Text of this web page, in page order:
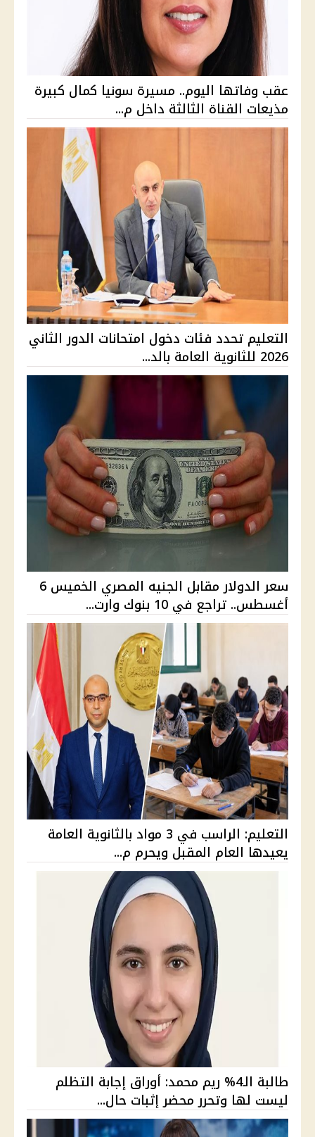
عقب وفاتها اليوم.. مسيرة سونيا كمال كبيرة
مذيعات القناة الثالثة داخل م...
التعليم تحدد فئات دخول امتحانات الدور الثاني
2026 للثانوية العامة بالد...
سعر الدولار مقابل الجنيه المصري الخميس 6
أغسطس.. تراجع في 10 بنوك وارت...
التعليم: الراسب في 3 مواد بالثانوية العامة
يعيدها العام المقبل ويحرم م...
طالبة الـ4% ريم محمد: أوراق إجابة التظلم
ليست لها وتحرر محضر إثبات حال...